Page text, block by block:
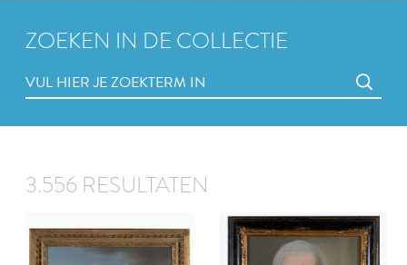
ZOEKEN IN DE COLLECTIE
3.556 RESULTATEN